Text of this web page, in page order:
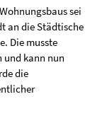
sei
an die Städtische
Die musste
und kann nun
die